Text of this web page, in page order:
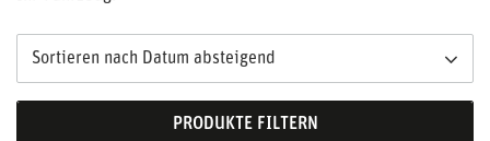
Sortieren nach Datum absteigend
PRODUKTE FILTERN